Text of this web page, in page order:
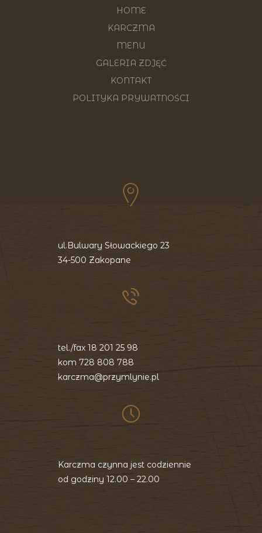
HOME
KARCZMA
MENU
GALERIA ZDJĘĆ
KONTAKT
POLITYKA PRYWATNOŚCI
ul.Bulwary Słowackiego 23
34-500 Zakopane
tel./fax 18 201 25 98
kom 728 808 788
karczma@przymlynie.pl
Karczma czynna jest codziennie
od godziny 12.00 – 22.00